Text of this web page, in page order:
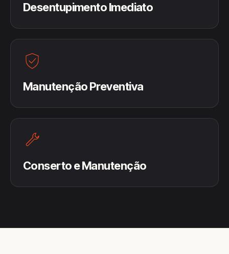
Desentupimento Imediato
Manutenção Preventiva
Conserto e Manutenção